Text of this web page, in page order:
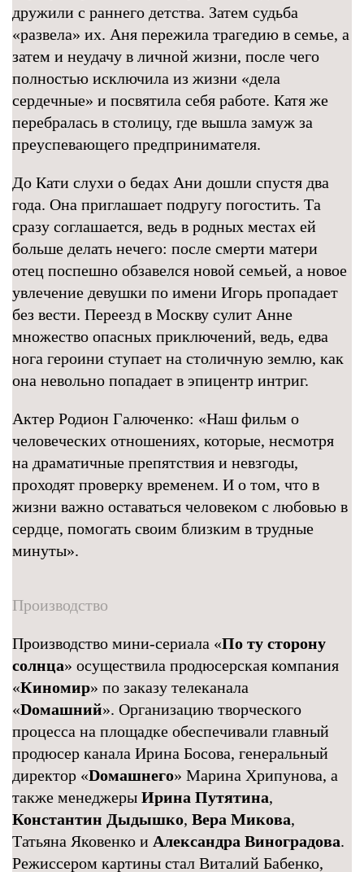
дружили с раннего детства. Затем судьба
«развела» их. Аня пережила трагедию в семье, а
затем и неудачу в личной жизни, после чего
полностью исключила из жизни «дела
сердечные» и посвятила себя работе. Катя же
перебралась в столицу, где вышла замуж за
преуспевающего предпринимателя.
До Кати слухи о бедах Ани дошли спустя два
года. Она приглашает подругу погостить. Та
сразу соглашается, ведь в родных местах ей
больше делать нечего: после смерти матери
отец поспешно обзавелся новой семьей, а новое
увлечение девушки по имени Игорь пропадает
без вести. Переезд в Москву сулит Анне
множество опасных приключений, ведь, едва
нога героини ступает на столичную землю, как
она невольно попадает в эпицентр интриг.
Актер Родион Галюченко: «Наш фильм о
человеческих отношениях, которые, несмотря
на драматичные препятствия и невзгоды,
проходят проверку временем. И о том, что в
жизни важно оставаться человеком с любовью в
сердце, помогать своим близким в трудные
минуты».
Производство
Производство мини-сериала «По ту сторону
солнца» осуществила продюсерская компания
«Киномир» по заказу телеканала
«Dомашний». Организацию творческого
процесса на площадке обеспечивали главный
продюсер канала Ирина Босова, генеральный
директор «Dомашнего» Марина Хрипунова, а
также менеджеры Ирина Путятина,
Константин Дыдышко, Вера Микова,
Татьяна Яковенко и Александра Виноградова.
Режиссером картины стал Виталий Бабенко,